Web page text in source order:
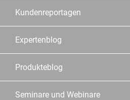
Kundenreportagen
Expertenblog
Produkteblog
Seminare und Webinare